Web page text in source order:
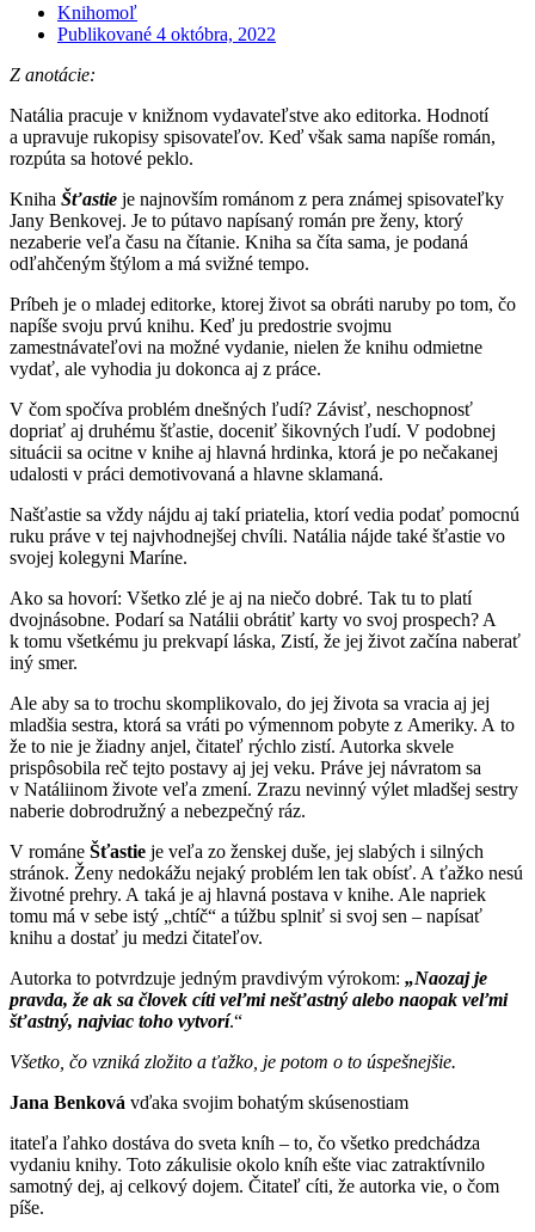
Knihomoľ
Publikované 4 októbra, 2022
Z anotácie:
Natália pracuje v knižnom vydavateľstve ako editorka. Hodnotí
a upravuje rukopisy spisovateľov. Keď však sama napíše román,
rozpúta sa hotové peklo.
Kniha Šťastie je najnovším románom z pera známej spisovateľky
Jany Benkovej. Je to pútavo napísaný román pre ženy, ktorý
nezaberie veľa času na čítanie. Kniha sa číta sama, je podaná
odľahčeným štýlom a má svižné tempo.
Príbeh je o mladej editorke, ktorej život sa obráti naruby po tom, čo
napíše svoju prvú knihu. Keď ju predostrie svojmu
zamestnávateľovi na možné vydanie, nielen že knihu odmietne
vydať, ale vyhodia ju dokonca aj z práce.
V čom spočíva problém dnešných ľudí? Závisť, neschopnosť
dopriať aj druhému šťastie, doceniť šikovných ľudí. V podobnej
situácii sa ocitne v knihe aj hlavná hrdinka, ktorá je po nečakanej
udalosti v práci demotivovaná a hlavne sklamaná.
Našťastie sa vždy nájdu aj takí priatelia, ktorí vedia podať pomocnú
ruku práve v tej najvhodnejšej chvíli. Natália nájde také šťastie vo
svojej kolegyni Maríne.
Ako sa hovorí: Všetko zlé je aj na niečo dobré. Tak tu to platí
dvojnásobne. Podarí sa Natálii obrátiť karty vo svoj prospech? A
k tomu všetkému ju prekvapí láska, Zistí, že jej život začína naberať
iný smer.
Ale aby sa to trochu skomplikovalo, do jej života sa vracia aj jej
mladšia sestra, ktorá sa vráti po výmennom pobyte z Ameriky. A to
že to nie je žiadny anjel, čitateľ rýchlo zistí. Autorka skvele
prispôsobila reč tejto postavy aj jej veku. Práve jej návratom sa
v Natáliinom živote veľa zmení. Zrazu nevinný výlet mladšej sestry
naberie dobrodružný a nebezpečný ráz.
V románe Šťastie je veľa zo ženskej duše, jej slabých i silných
stránok. Ženy nedokážu nejaký problém len tak obísť. A ťažko nesú
životné prehry. A taká je aj hlavná postava v knihe. Ale napriek
tomu má v sebe istý „chtíč“ a túžbu splniť si svoj sen – napísať
knihu a dostať ju medzi čitateľov.
Autorka to potvrdzuje jedným pravdivým výrokom: „Naozaj je
pravda, že ak sa človek cíti veľmi nešťastný alebo naopak veľmi
šťastný, najviac toho vytvorí.“
Všetko, čo vzniká zložito a ťažko, je potom o to úspešnejšie.
Jana Benková vďaka svojim bohatým skúsenostiam
itateľa ľahko dostáva do sveta kníh – to, čo všetko predchádza
vydaniu knihy. Toto zákulisie okolo kníh ešte viac zatraktívnilo
samotný dej, aj celkový dojem. Čitateľ cíti, že autorka vie, o čom
píše.